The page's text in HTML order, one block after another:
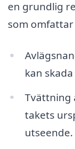
en grundlig
som
kan
Tvättning
takets
utseende.